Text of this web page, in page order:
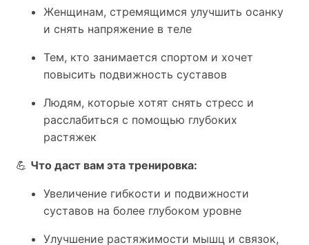
Женщинам, стремящимся улучшить осанку
и снять напряжение в теле
Тем, кто занимается спортом и хочет
повысить подвижность суставов
Людям, которые хотят снять стресс и
расслабиться с помощью глубоких
растяжек
💪 Что даст вам эта тренировка:
Увеличение гибкости и подвижности
суставов на более глубоком уровне
Улучшение растяжимости мышц и связок,